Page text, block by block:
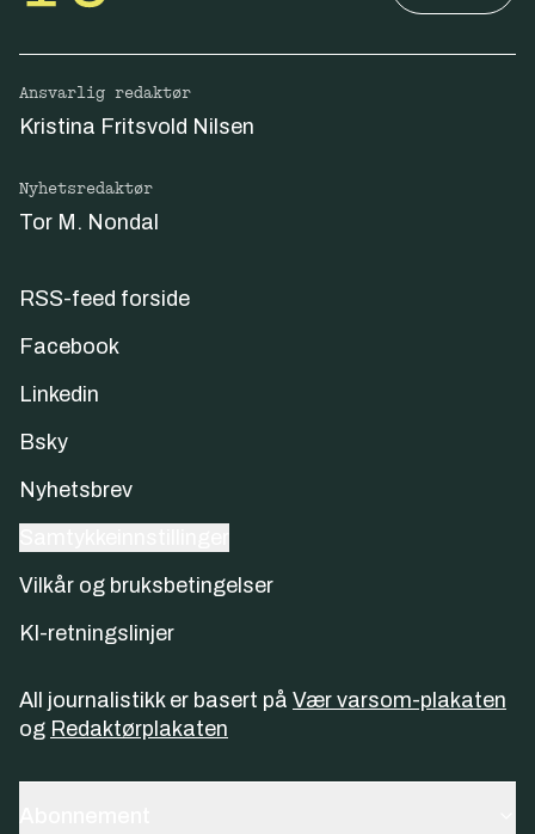
Ansvarlig redaktør
Kristina Fritsvold Nilsen
Nyhetsredaktør
Tor M. Nondal
RSS-feed forside
Facebook
Linkedin
Bsky
Nyhetsbrev
Vilkår og bruksbetingelser
KI-retningslinjer
All journalistikk er basert på Vær varsom-plakaten
og Redaktørplakaten